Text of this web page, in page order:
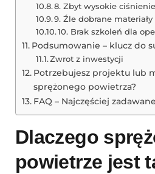
8. Zbyt wysokie
9. Źle dobrane materiały
10. Brak szkoleń dla
Podsumowanie – klucz do
Zwrot z inwestycji
Potrzebujesz projektu lub
sprężonego powietrza?
FAQ – Najczęściej
Dlaczego
powietrze jest